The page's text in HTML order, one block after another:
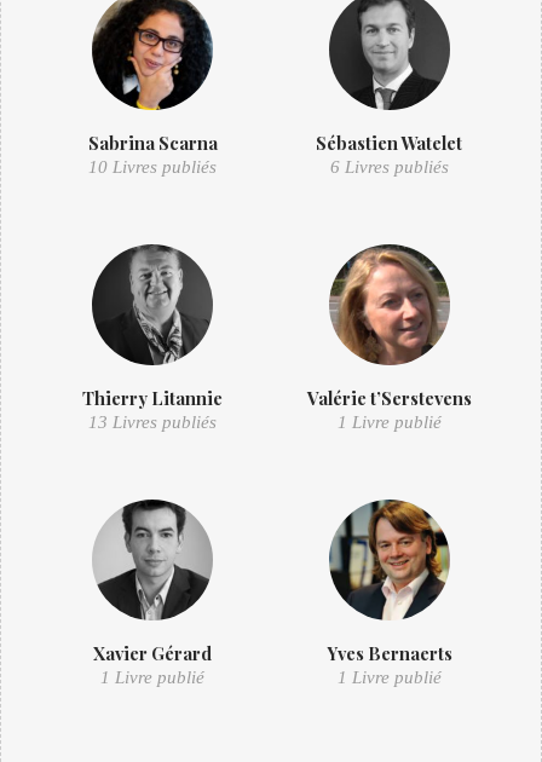
Sabrina Scarna
10 Livres publiés
Sébastien Watelet
6 Livres publiés
Thierry Litannie
13 Livres publiés
Valérie t’Serstevens
1 Livre publié
Xavier Gérard
1 Livre publié
Yves Bernaerts
1 Livre publié